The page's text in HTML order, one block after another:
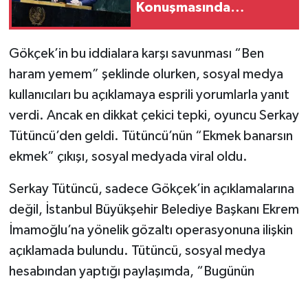
Konuşmasında
Ortaya Çıktı
Gökçek’in bu iddialara karşı savunması “Ben
haram yemem” şeklinde olurken, sosyal medya
kullanıcıları bu açıklamaya esprili yorumlarla yanıt
verdi. Ancak en dikkat çekici tepki, oyuncu Serkay
Tütüncü’den geldi. Tütüncü’nün “Ekmek banarsın
ekmek” çıkışı, sosyal medyada viral oldu.
Serkay Tütüncü, sadece Gökçek’in açıklamalarına
değil, İstanbul Büyükşehir Belediye Başkanı Ekrem
İmamoğlu’na yönelik gözaltı operasyonuna ilişkin
açıklamada bulundu. Tütüncü, sosyal medya
hesabından yaptığı paylaşımda, “Bugünün